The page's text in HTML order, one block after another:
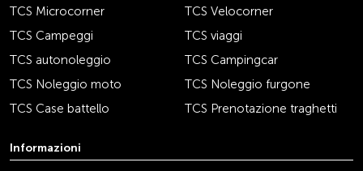
TCS Microcorner
TCS Velocorner
TCS Campeggi
TCS viaggi
TCS autonoleggio
TCS Campingcar
TCS Noleggio moto
TCS Noleggio furgone
TCS Case battello
TCS Prenotazione traghetti
Informazioni